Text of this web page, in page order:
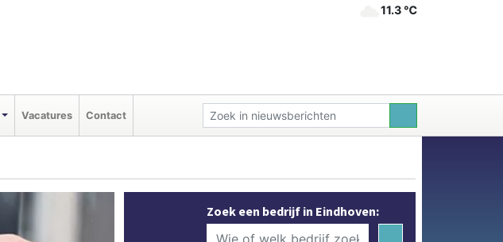
11.3 ℃
Vacatures Contact
Zoek een bedrijf in Eindhoven: